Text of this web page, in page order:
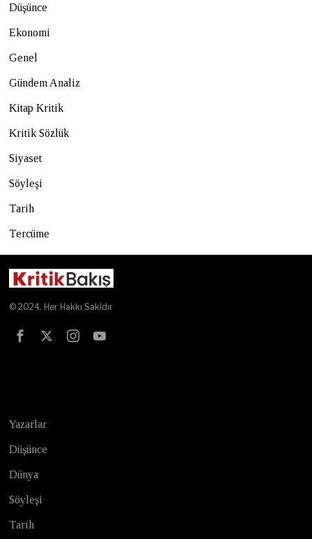
Düşünce
Ekonomi
Genel
Gündem Analiz
Kitap Kritik
Kritik Sözlük
Siyaset
Söyleşi
Tarih
Tercüme
© 2024. Her Hakkı Sakldır
Yazarlar
Düşünce
Dünya
Söyleşi
Tarih